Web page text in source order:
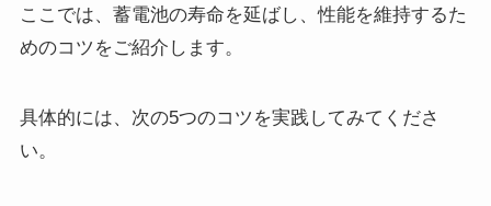
ここでは、蓄電池の寿命を延ばし、性能を維持するた
めのコツをご紹介します。
具体的には、次の5つのコツを実践してみてくださ
い。